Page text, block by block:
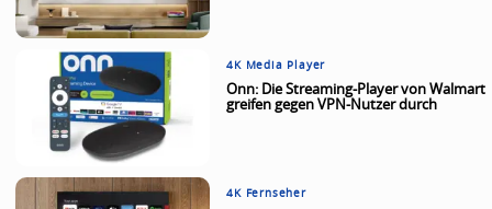
4K Media Player
Onn: Die Streaming-Player von Walmart
greifen gegen VPN-Nutzer durch
4K Fernseher